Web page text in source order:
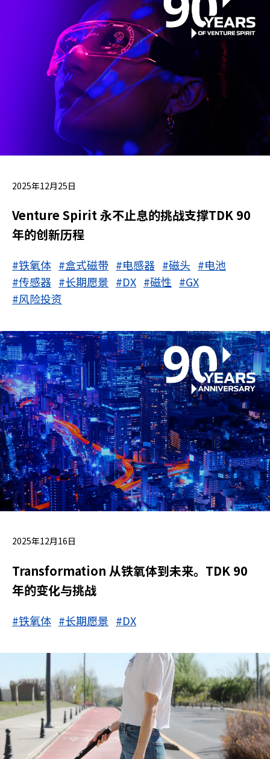
2025年12月25日
Venture Spirit 永不止息的挑战支撑TDK 90
年的创新历程
#铁氧体 #盒式磁带 #电感器 #磁头 #电池
#传感器 #长期愿景 #DX #磁性 #GX
#风险投资
2025年12月16日
Transformation 从铁氧体到未来。TDK 90
年的变化与挑战
#铁氧体 #长期愿景 #DX